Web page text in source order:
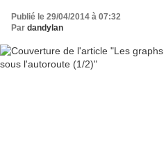
Publié le 29/04/2014 à 07:32
Par dandylan